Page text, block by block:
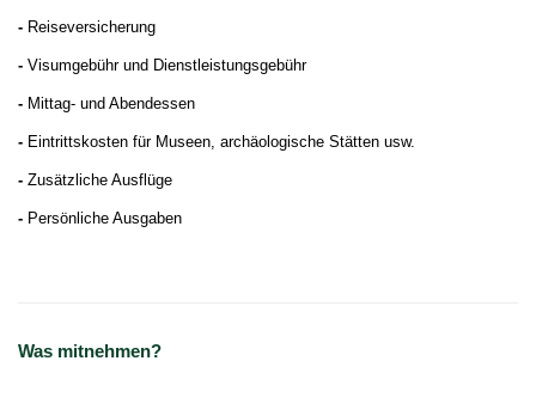
- Reiseversicherung
- Visumgebühr und Dienstleistungsgebühr
- Mittag- und Abendessen
- Eintrittskosten für Museen, archäologische Stätten usw.
- Zusätzliche Ausflüge
- Persönliche Ausgaben
Was mitnehmen?